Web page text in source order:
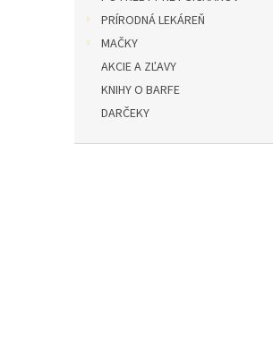
PRÍRODNÁ LEKÁREŇ
MAČKY
AKCIE A ZĽAVY
KNIHY O BARFE
DARČEKY